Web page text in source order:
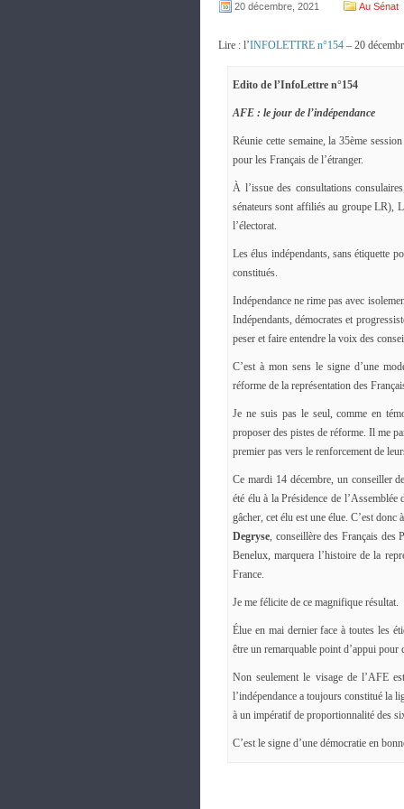
20 décembre, 2021 Au Sénat
Lire : l’INFOLETTRE n°154 – 20
Edito de l’InfoLettre n°154
AFE : le jour de l’indépendance
Réunie cette semaine, la 35ème
pour les Français de l’étranger.
À l’issue des consultations
sénateurs sont affiliés au groupe LR),
l’électorat.
Les élus indépendants, sans étiquette
constitués.
Indépendance ne rime pas avec
Indépendants, démocrates et
peser et faire entendre la voix des
C’est à mon sens le signe d’une
réforme de la représentation des
Je ne suis pas le seul, comme en
proposer des pistes de réforme. Il me
premier pas vers le renforcement de
Ce mardi 14 décembre, un conseiller
été élu à la Présidence de
gâcher, cet élu est une élue. C’est donc
Degryse, conseillère des Français des
Benelux, marquera l’histoire de la
France.
Je me félicite de ce magnifique résultat.
Élue en mai dernier face à toutes les
être un remarquable point d’appui pour
Non seulement le visage de l’AFE
l’indépendance a toujours constitué la
à un impératif de proportionnalité des
C’est le signe d’une démocratie en